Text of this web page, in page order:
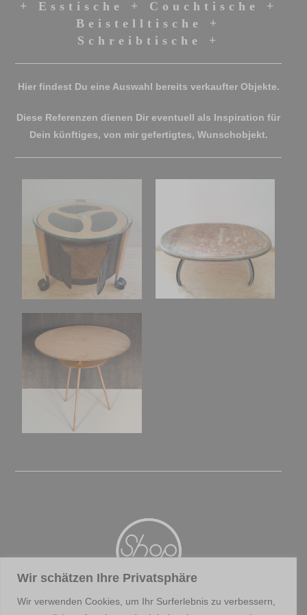
Wir schätzen Ihre Privatsphäre
Wir verwenden Cookies, um Ihr Surferlebnis zu verbessern,
+ Esstische + Couchtische +
Beistelltische +
Schreibtische +
Hier findest Du eine Auswahl bereits verkaufter Objekte.
Diese Referenzen dienen Dir eventuell als Inspiration für
Dein künftiges, von mir gefertigtes, Wunschobjekt.